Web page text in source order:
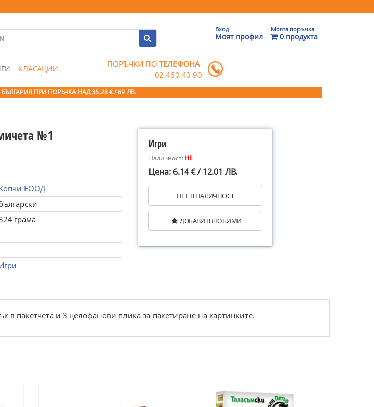
Вход
Моят профил
Моята поръчка
0 продукта
КЛАСАЦИИ ПОРЪЧКИ ПОТЕЛЕФОНА
02 460 40 90
ПРИ ПОРЪЧКА НАД 35.28 € / 69 ЛВ.
№1
ЕООД
грама
Игри
Наличност: НЕ
Цена: 6.14 € / 12.01 ЛВ.
НЕ Е В НАЛИЧНОСТ
ДОБАВИ В ЛЮБИМИ
в пакетчета и 3 целофанови плика за пакетиране на картинките.